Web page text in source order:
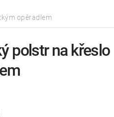
opěradlem
polstr na křeslo